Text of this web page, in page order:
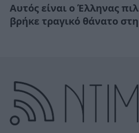
Αυτός είναι ο Έλληνας
βρήκε τραγικό θάνατο